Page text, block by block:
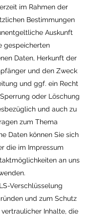
im Rahmen der
Bestimmungen
Auskunft
gespeicherten
Daten, Herkunft der
und den Zweck
und ggf. ein Recht
oder Löschung
und auch zu
zum Thema
Daten können Sie sich
die im Impressum
an uns
Verschlüsselung
und zum Schutz
Inhalte, die